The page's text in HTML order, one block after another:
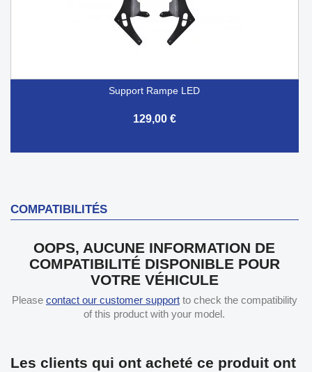
Support Rampe LED
129,00 €
COMPATIBILITÉS
OOPS, AUCUNE INFORMATION DE
COMPATIBILITÉ DISPONIBLE POUR
VOTRE VÉHICULE
Please contact our customer supportto check the compatibility
of this product with your model.
Les clients qui ont acheté ce produit ont